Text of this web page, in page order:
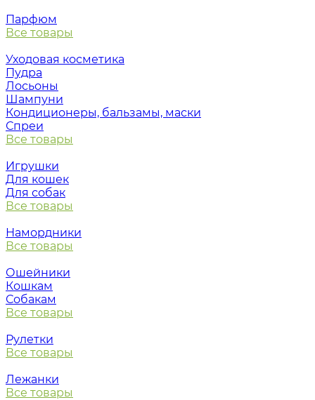
Парфюм
Все товары
Уходовая косметика
Пудра
Лосьоны
Шампуни
Кондиционеры, бальзамы, маски
Спреи
Все товары
Игрушки
Для кошек
Для собак
Все товары
Намордники
Все товары
Ошейники
Кошкам
Собакам
Все товары
Рулетки
Все товары
Лежанки
Все товары